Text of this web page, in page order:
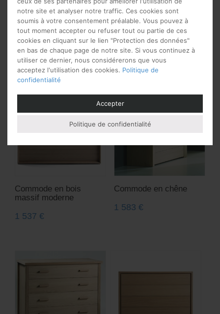
Chiffonnier en bois
design
1 038€
Commode de chambre
scandinave 3 tiroirs
avec pieds métal
1 312€
Commode en bois
massif moderne
1 537 €
Commode en chêne
1 583 €
notre site et analyser notre traffic. Ces cookies sont
soumis à votre consentement préalable. Vous pouvez à
tout moment accepter ou refuser tout ou partie de ces
cookies en cliquant sur le lien "Protection des données"
en bas de chaque page de notre site. Si vous continuez à
utiliser ce dernier, nous considérerons que vous
acceptez l'utilisation des cookies. Politique de
confidentialité
Accepter
Politique de confidentialité